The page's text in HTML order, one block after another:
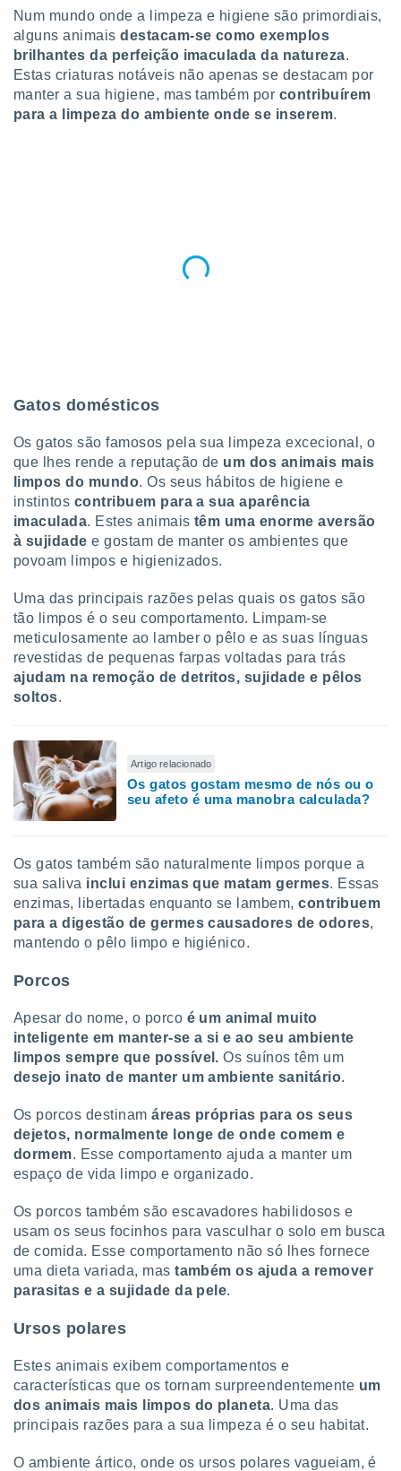
e
com
Pode
na nossa
a
a
site
caso,
de que
para
navegação
cookies
o
Pode
de
ao
através
nós e
e
como a
sitio
IP e
possam
com
qual se
tal,
seu
ou opor-
em “
na
o
Num mundo onde a limpeza e higiene são primordiais,
alguns animais destacam-se como exemplos
brilhantes da perfeição imaculada da natureza.
Estas criaturas notáveis não apenas se destacam por
manter a sua higiene, mas também por contribuírem
para a limpeza do ambiente onde se inserem.
Gatos domésticos
Os gatos são famosos pela sua limpeza excecional, o
que lhes rende a reputação de um dos animais mais
limpos do mundo. Os seus hábitos de higiene e
instintos contribuem para a sua aparência
imaculada. Estes animaistêm uma enorme aversão
à sujidade e gostam de manter os ambientes que
povoam limpos e higienizados.
Uma das principais razões pelas quais os gatos são
tão limpos é o seu comportamento. Limpam-se
meticulosamente ao lamber o pêlo e as suas línguas
revestidas de pequenas farpas voltadas para trás
ajudam na remoção de detritos, sujidade e pêlos
soltos.
Artigo relacionado
Os gatos gostam mesmo de nós ou o
seu afeto é uma manobra calculada?
Os gatos também são naturalmente limpos porque a
sua saliva inclui enzimas que matam germes. Essas
enzimas, libertadas enquanto se lambem,contribuem
para a digestão de germes causadores de odores,
mantendo o pêlo limpo e higiénico.
Porcos
Apesar do nome, o porco é um animal muito
inteligente em manter-se a si e ao seu ambiente
limpos sempre que possível.Os suínos têm um
desejo inato de manter um ambiente sanitário.
Os porcos destinamáreas próprias para os seus
dejetos, normalmente longe de onde comem e
dormem. Esse comportamento ajuda a manter um
espaço de vida limpo e organizado.
Os porcos também são escavadores habilidosos e
usam os seus focinhos para vasculhar o solo em busca
de comida. Esse comportamento não só lhes fornece
uma dieta variada, mastambém os ajuda a remover
parasitas e a sujidade da pele.
Ursos polares
Estes animais exibem comportamentos e
características que os tornam surpreendentemente um
dos animais mais limpos do planeta. Uma das
principais razões para a sua limpeza é o seu habitat.
O ambiente ártico, onde os ursos polares vagueiam, é